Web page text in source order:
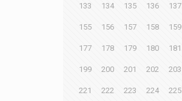
133 134 135 136 137
155 156 157 158 159
177 178 179 180 181
199 200 201 202 203
221 222 223 224 225